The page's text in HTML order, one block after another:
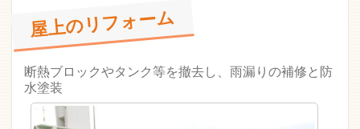
屋上のリフォーム
断熱ブロックやタンク等を撤去し、雨漏りの補修と防
水塗装